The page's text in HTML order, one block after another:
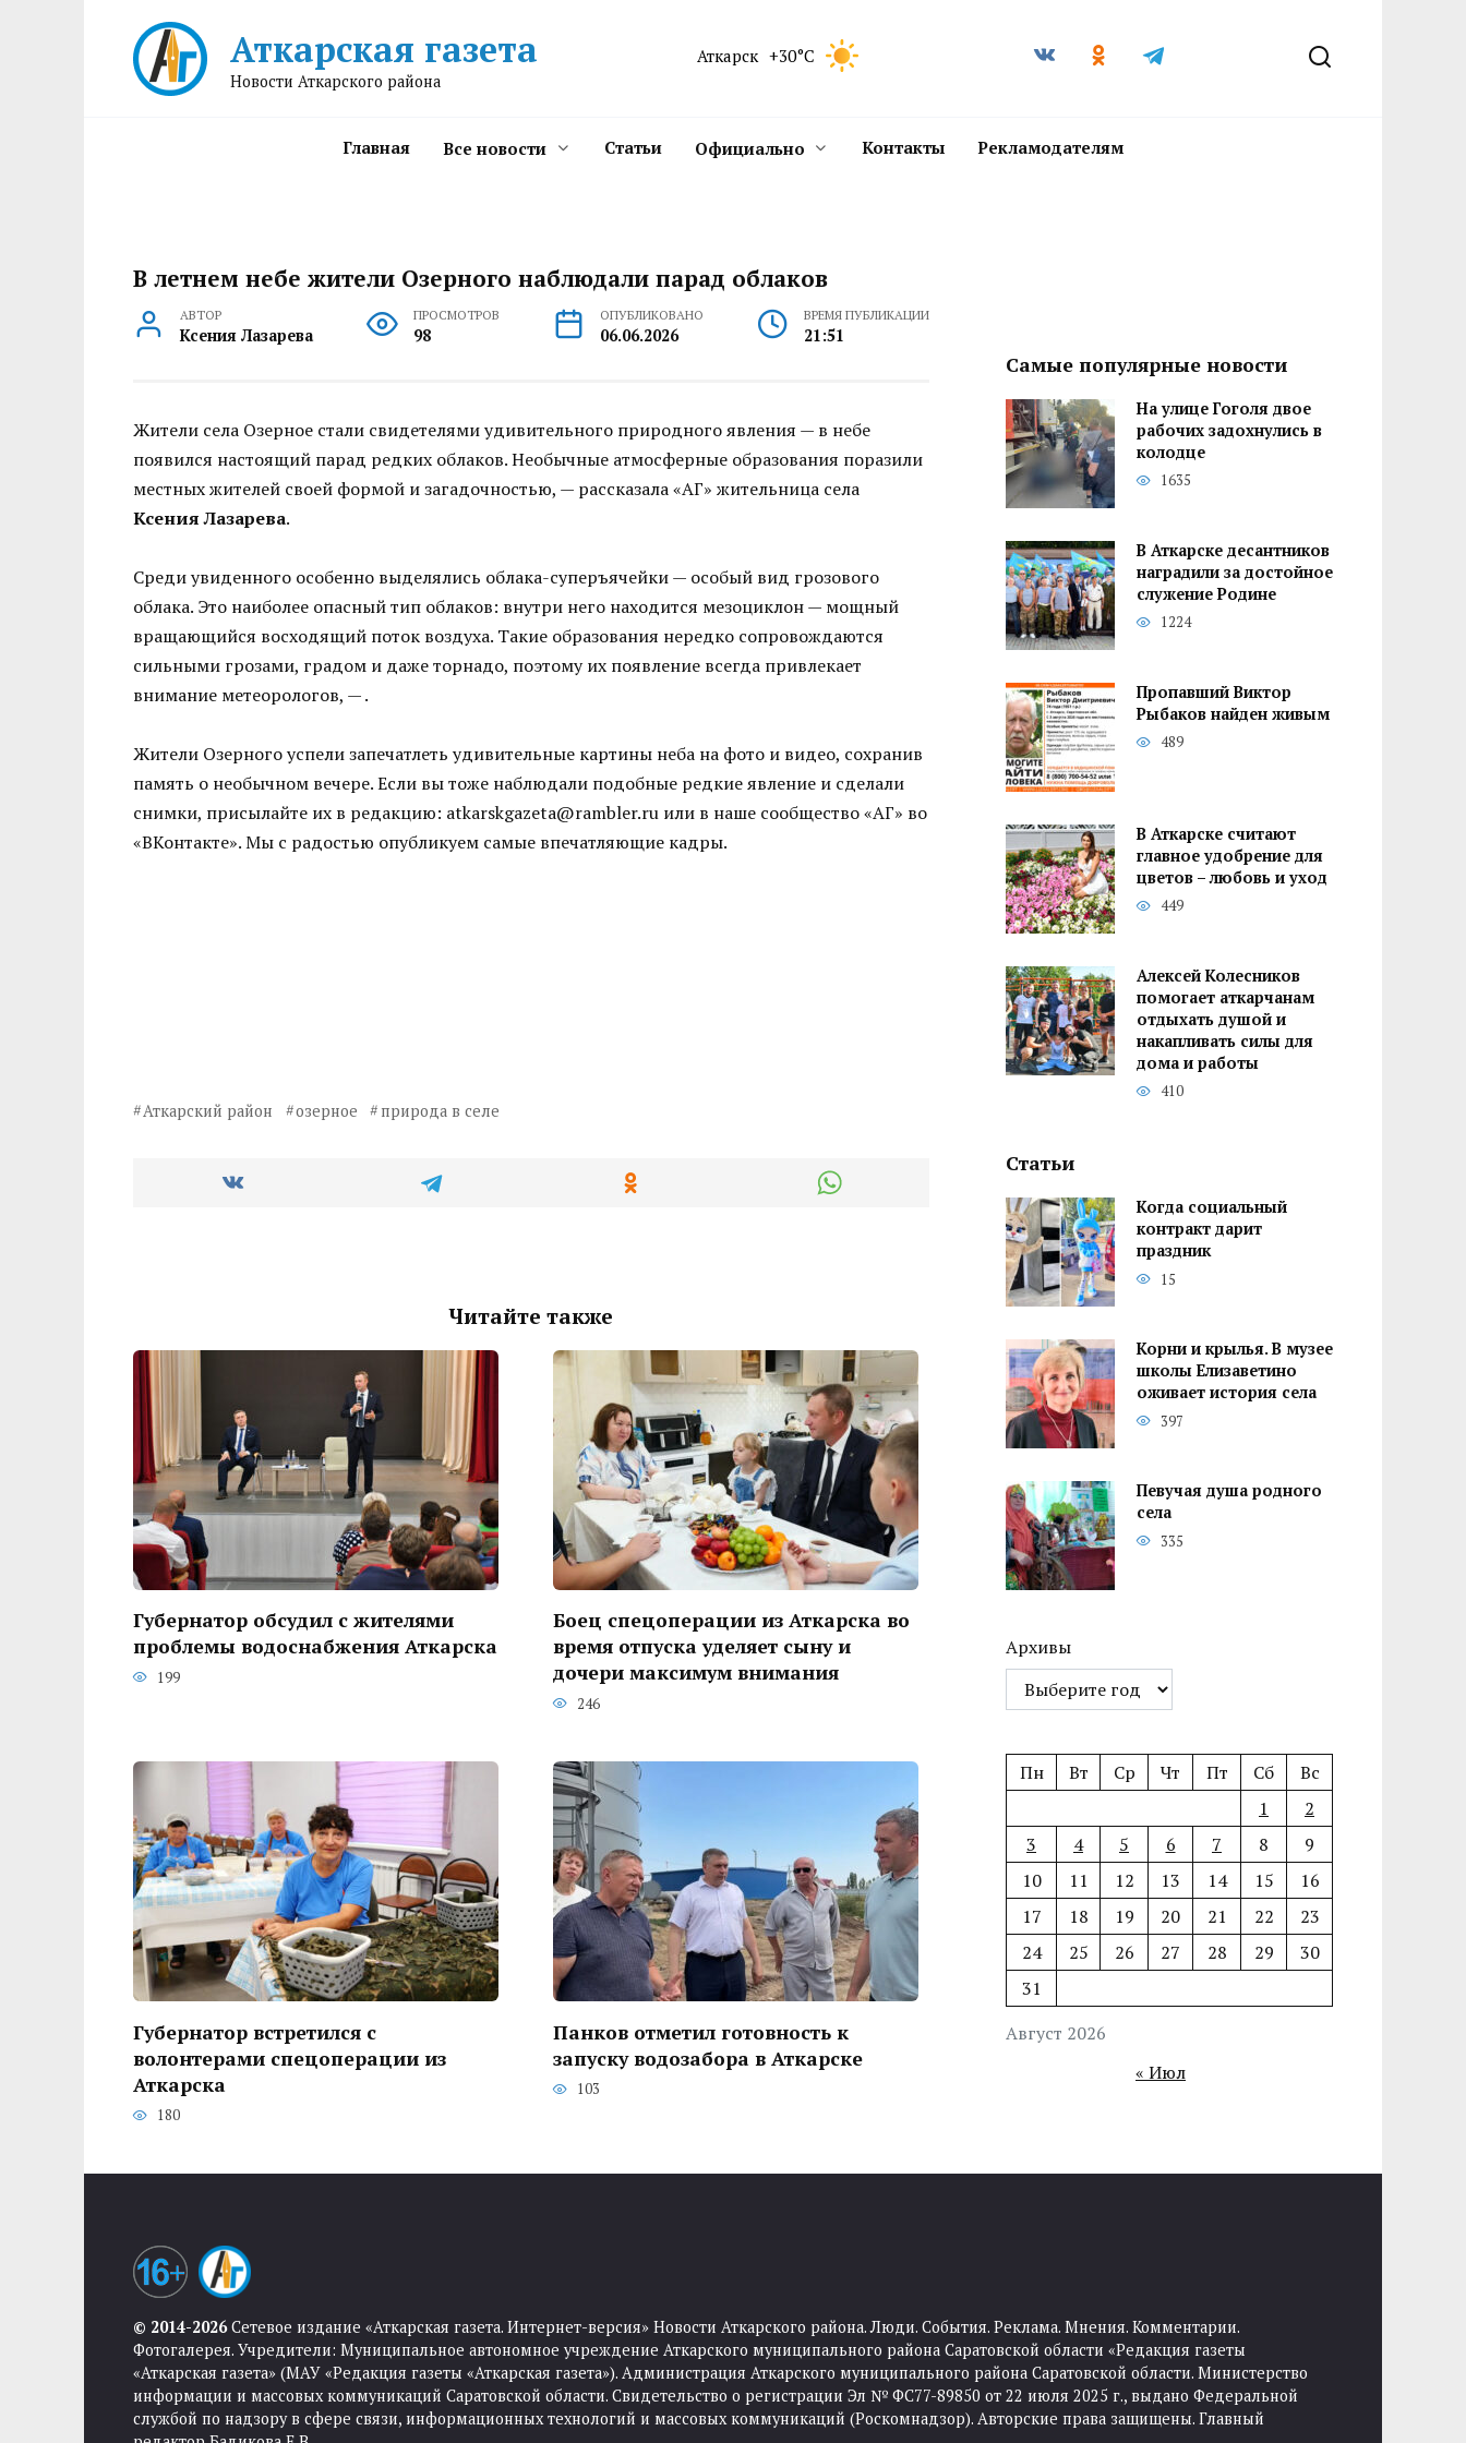
Аткарская газета
Новости Аткарского района
Аткарск +30°C
Главная Все новости Статьи Официально Контакты Рекламодателям
В летнем небе жители Озерного наблюдали парад облаков
АВТОР
Ксения Лазарева
ПРОСМОТРОВ
98
ОПУБЛИКОВАНО
06.06.2026
ВРЕМЯ ПУБЛИКАЦИИ
21:51
Жители села Озерное стали свидетелями удивительного природного явления — в небе
появился настоящий парад редких облаков. Необычные атмосферные образования поразили
местных жителей своей формой и загадочностью, — рассказала «АГ» жительница села
Ксения Лазарева.
Среди увиденного особенно выделялись облака-суперъячейки — особый вид грозового
облака. Это наиболее опасный тип облаков: внутри него находится мезоциклон — мощный
вращающийся восходящий поток воздуха. Такие образования нередко сопровождаются
сильными грозами, градом и даже торнадо, поэтому их появление всегда привлекает
внимание метеорологов, — .
Жители Озерного успели запечатлеть удивительные картины неба на фото и видео, сохранив
память о необычном вечере. Если вы тоже наблюдали подобные редкие явление и сделали
снимки, присылайте их в редакцию: atkarskgazeta@rambler.ru или в наше сообщество «АГ» во
«ВКонтакте». Мы с радостью опубликуем самые впечатляющие кадры.
Аткарский район озерное природа в селе
Читайте также
Губернатор обсудил с жителями
проблемы водоснабжения Аткарска
199
Боец спецоперации из Аткарска во
время отпуска уделяет сыну и
дочери максимум внимания
246
Губернатор встретился с
волонтерами спецоперации из
Аткарска
180
Панков отметил готовность к
запуску водозабора в Аткарске
103
Самые популярные новости
На улице Гоголя двое
рабочих задохнулись в
колодце
1635
В Аткарске десантников
наградили за достойное
служение Родине
1224
Пропавший Виктор
Рыбаков найден живым
489
В Аткарске считают
главное удобрение для
цветов – любовь и уход
449
Алексей Колесников
помогает аткарчанам
отдыхать душой и
накапливать силы для
дома и работы
410
Статьи
Когда социальный
контракт дарит
праздник
15
Корни и крылья. В музее
школы Елизаветино
оживает история села
397
Певучая душа родного
села
335
Архивы
Август 2026
Пн Вт Ср Чт Пт Сб
Вс
1
2
3
4 5 6 7 8
9
10
11 12 13 14 15
16
17
18 19 20 21 22
23
24
25 26 27 28 29
30
31
« Июл
© 2014-2026Сетевое издание «Аткарская газета. Интернет-версия» Новости Аткарского района. Люди. События. Реклама. Мнения. Комментарии.
Фотогалерея. Учредители: Муниципальное автономное учреждение Аткарского муниципального района Саратовской области «Редакция газеты
«Аткарская газета» (МАУ «Редакция газеты «Аткарская газета»). Администрация Аткарского муниципального района Саратовской области. Министерство
информации и массовых коммуникаций Саратовской области. Свидетельство о регистрации Эл № ФС77-89850 от 22 июля 2025 г., выдано Федеральной
службой по надзору в сфере связи, информационных технологий и массовых коммуникаций (Роскомнадзор). Авторские права защищены. Главный